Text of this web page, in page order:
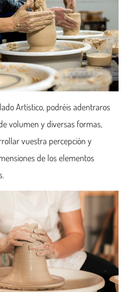
Artístico, podréis adentraros
volumen y diversas formas,
vuestra percepción y
de los elementos